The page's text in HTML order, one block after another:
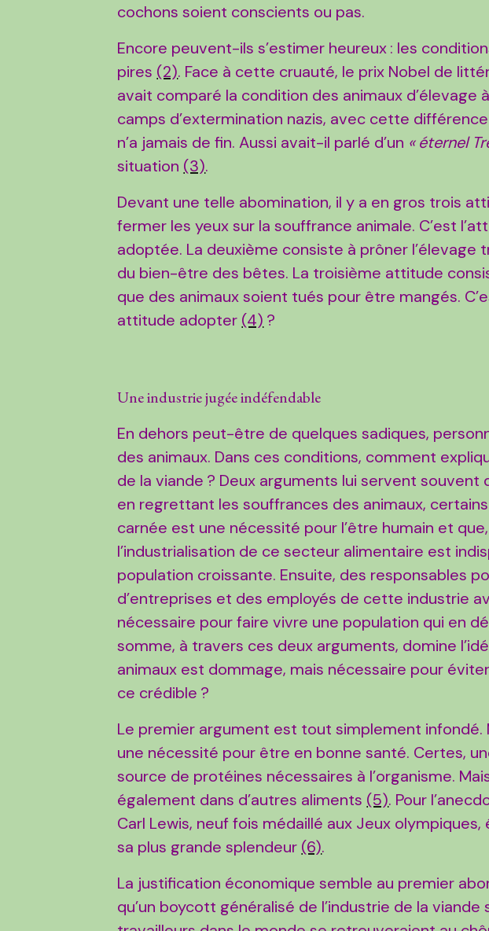
cochons soient conscients ou pas.
Encore peuvent-ils s’estimer heureux : les
pires (2). Face à cette cruauté, le prix Nobel de
avait comparé la condition des animaux d’élevage
camps d’extermination nazis, avec cette
n’a jamais de fin. Aussi avait-il parlé d’un « éternel
situation (3).
Devant une telle abomination, il y a en gros trois
fermer les yeux sur la souffrance animale. C’est
adoptée. La deuxième consiste à prôner l’élevage
du bien-être des bêtes. La troisième attitude
que des animaux soient tués pour être mangés.
attitude adopter (4) ?
Une industrie jugée indéfendable
En dehors peut-être de quelques sadiques,
des animaux. Dans ces conditions, comment
de la viande ? Deux arguments lui servent souvent
en regrettant les souffrances des animaux,
carnée est une nécessité pour l’être humain et
l’industrialisation de ce secteur alimentaire est
population croissante. Ensuite, des responsables
d’entreprises et des employés de cette industrie
nécessaire pour faire vivre une population qui en
somme, à travers ces deux arguments, domine
animaux est dommage, mais nécessaire pour
ce crédible ?
Le premier argument est tout simplement infondé.
une nécessité pour être en bonne santé. Certes,
source de protéines nécessaires à l’organisme.
également dans d’autres aliments (5). Pour
Carl Lewis, neuf fois médaillé aux Jeux
sa plus grande splendeur (6).
La justification économique semble au premier
qu’un boycott généralisé de l’industrie de la